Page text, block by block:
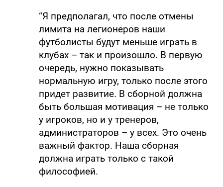
“Я предполагал, что после отмены
лимита на легионеров наши
футболисты будут меньше играть в
клубах – так и произошло. В первую
очередь, нужно показывать
нормальную игру, только после этого
придет развитие. В сборной должна
быть большая мотивация – не только
у игроков, но и у тренеров,
администраторов – у всех. Это очень
важный фактор. Наша сборная
должна играть только с такой
философией.